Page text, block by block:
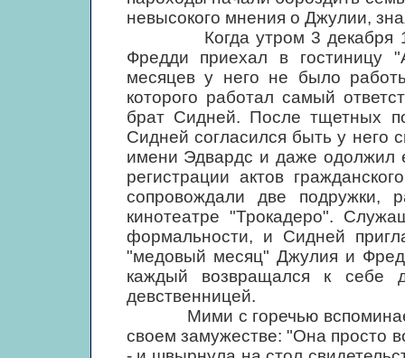
невысокого мнения о Джулии,
Когда утром 3 декабря
Фредди приехал в
месяцев у него не было
которого работал самый
брат Сидней. После тщетных
Сидней согласился быть у него
имени Эдвардс и даже одолжил
регистрации актов
сопровождали две подружки,
кинотеатре "Трокадеро".
формальности, и Сидней
"медовый месяц" Джулия и
каждый возвращался к себе
девственницей.
Мими с горечью вспоминает,
своем замужестве: "Она просто